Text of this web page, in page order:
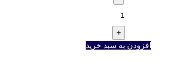
افزودن به سبد خرید